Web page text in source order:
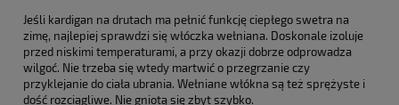
Jeśli kardigan na drutach ma pełnić funkcję ciepłego swetra na
zimę, najlepiej sprawdzi się włóczka wełniana. Doskonale izoluje
przed niskimi temperaturami, a przy okazji dobrze odprowadza
wilgoć. Nie trzeba się wtedy martwić o przegrzanie czy
przyklejanie do ciała ubrania. Wełniane włókna są też sprężyste i
dość rozciągliwe. Nie gniotą się zbyt szybko.